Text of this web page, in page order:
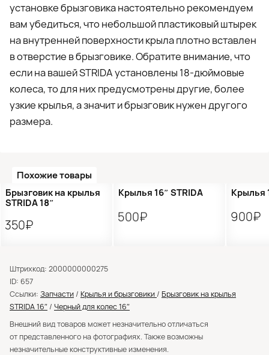
установке брызговика настоятельно рекомендуем
вам убедиться, что небольшой пластиковый штырек
на внутренней поверхности крыла плотно вставлен
в отверстие в брызговике. Обратите внимание, что
если на вашей STRIDA установлены 18-дюймовые
колеса, то для них предусмотрены другие, более
узкие крылья, а значит и брызговик нужен другого
размера.
Похожие товары
Брызговик на крылья
STRIDA 18″
350₽
Крылья 16″ STRIDA
500₽
Крылья
900₽
Штрихкод: 2000000000275
ID: 657
Ссылки: Запчасти / Крылья и брызговики / Брызговик на крылья
STRIDA 16″ / Черный для колес 16″
Внешний вид товаров может незначительно отличаться
от представленного на фотографиях. Также возможны
незначительные конструктивные изменения.